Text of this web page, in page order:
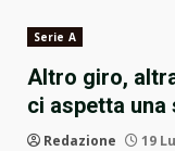
Serie A
Altro giro,
ci aspetta
Redazione 19